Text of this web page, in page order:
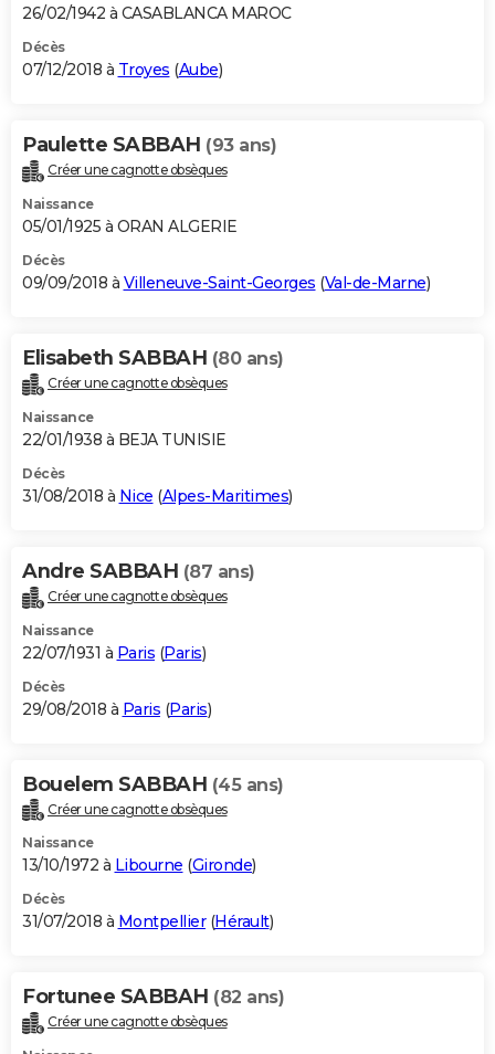
26/02/1942 à CASABLANCA MAROC
Décès
07/12/2018 à Troyes (Aube)
Paulette SABBAH (93 ans)
Créer une cagnotte obsèques
Naissance
05/01/1925 à ORAN ALGERIE
Décès
09/09/2018 à Villeneuve-Saint-Georges (Val-de-Marne)
Elisabeth SABBAH (80 ans)
Créer une cagnotte obsèques
Naissance
22/01/1938 à BEJA TUNISIE
Décès
31/08/2018 à Nice (Alpes-Maritimes)
Andre SABBAH (87 ans)
Créer une cagnotte obsèques
Naissance
22/07/1931 à Paris (Paris)
Décès
29/08/2018 à Paris (Paris)
Bouelem SABBAH (45 ans)
Créer une cagnotte obsèques
Naissance
13/10/1972 à Libourne (Gironde)
Décès
31/07/2018 à Montpellier(Hérault)
Fortunee SABBAH (82 ans)
Créer une cagnotte obsèques